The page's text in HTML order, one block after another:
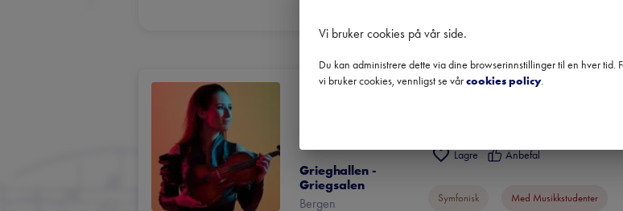
25. april
Grieghallen -
Griegsalen
Bergen
RAGNHILD
Lagre Anbefal
Symfonisk Med Musikkstudenter
Vi bruker cookies på vår side.
Du kan administrere dette via dine browserinnstillinger til en hver tid.
vi bruker cookies, vennligst se vårcookies policy.